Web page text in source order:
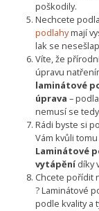
poškodily.
Nechcete
podlahymají
lak se
Víte, že
úpravu
laminátové
úprava –
nemusí se
Rádi byste si
Vám kvůli
Laminátové
vytápěnídíky
Chcete pořídit
? Laminátové
podle kvality a